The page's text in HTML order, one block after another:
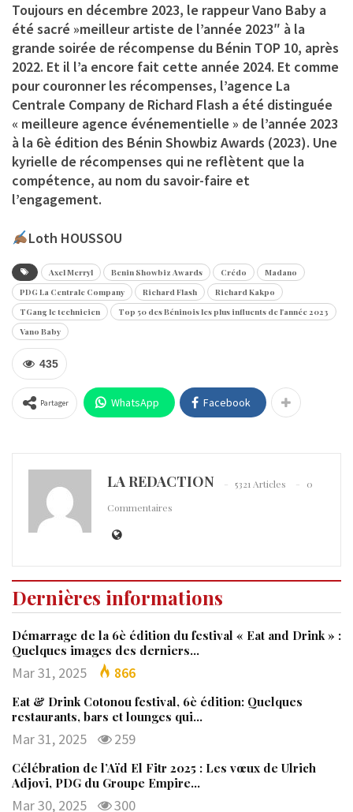
Toujours en décembre 2023, le rappeur Vano Baby a
été sacré »meilleur artiste de l’année 2023″ à la
grande soirée de récompense du Bénin TOP 10, après
2022. Et il l’a encore fait cette année 2024. Et comme
pour couronner les récompenses, l’agence La
Centrale Company de Richard Flash a été distinguée
« meilleure agence événementielle » de l’année 2023
à la 6è édition des Bénin Showbiz Awards (2023). Une
kyrielle de récompenses qui ne reflètent que la
compétence, au nom du savoir-faire et
l’engagement.
Loth HOUSSOU
Axel Merryl Benin Showbiz Awards Crédo
Madano
PDG La Centrale Company
Richard Flash
Richard Kakpo
TGang le technicien
Top 50 des Béninois les plus influents de l'année 2023
Vano Baby
435
Partager WhatsApp Facebook
LA REDACTION 5321 Articles
0
Commentaires
Dernières informations
Démarrage de la 6è édition du festival « Eat and Drink » :
Quelques images des derniers…
Mar 31, 2025 866
Eat & Drink Cotonou festival, 6è édition: Quelques
restaurants, bars et lounges qui…
Mar 31, 2025 259
Célébration de l’Aïd El Fitr 2025 : Les vœux de Ulrich
Adjovi, PDG du Groupe Empire…
Mar 30, 2025 300